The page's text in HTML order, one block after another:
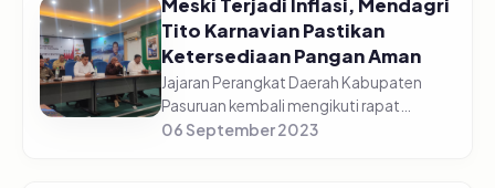
Meski Terjadi Inflasi, Mendagri
Tito Karnavian Pastikan
Ketersediaan Pangan Aman
Jajaran Perangkat Daerah Kabupaten
Pasuruan kembali mengikuti rapat
koordinasi pengendalian inflasi daerah
06 September 2023